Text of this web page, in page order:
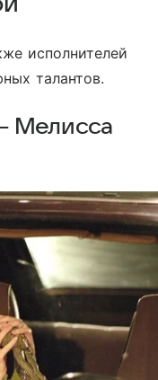
исполнителей
талантов.
Мелисса